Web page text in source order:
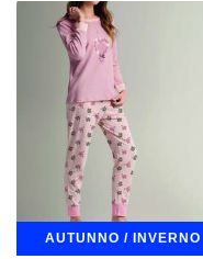
AUTUNNO / INVERNO